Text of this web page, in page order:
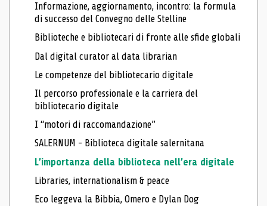
Informazione, aggiornamento, incontro: la formula
di successo del Convegno delle Stelline
Biblioteche e bibliotecari di fronte alle sfide globali
Dal digital curator al data librarian
Le competenze del bibliotecario digitale
Il percorso professionale e la carriera del
bibliotecario digitale
I “motori di raccomandazione”
SALERNUM - Biblioteca digitale salernitana
L’importanza della biblioteca nell’era digitale
Libraries, internationalism & peace
Eco leggeva la Bibbia, Omero e Dylan Dog